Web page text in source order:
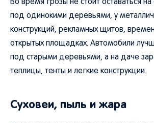
Во время грозы не стоит оставаться
под одинокими деревьями, у
конструкций, рекламных щитов,
открытых площадках. Автомобили
под старыми деревьями, а на даче
теплицы, тенты и легкие конструкции.
Суховеи, пыль и жара